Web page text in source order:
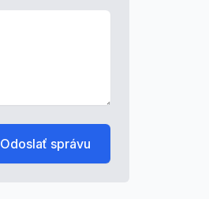
Odoslať správu